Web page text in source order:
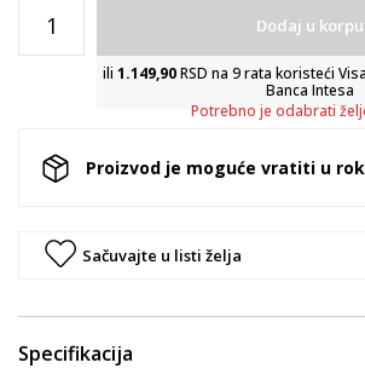
Dodaj u korpu
ili 1.149,90RSD na 9 rata koristeći
Banca Intesa
Potrebno je odabrati
Proizvod je moguće vratiti u
Sačuvajte u listi želja
Specifikacija